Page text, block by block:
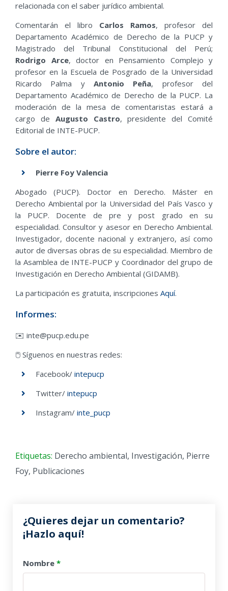
relacionada con el saber jurídico ambiental.
Comentarán el libro Carlos Ramos, profesor del
Departamento Académico de Derecho de la PUCP y
Magistrado del Tribunal Constitucional del Perú;
Rodrigo Arce, doctor en Pensamiento Complejo y
profesor en la Escuela de Posgrado de la Universidad
Ricardo Palma y Antonio Peña, profesor del
Departamento Académico de Derecho de la PUCP. La
moderación de la mesa de comentaristas estará a
cargo de Augusto Castro, presidente del Comité
Editorial de INTE-PUCP.
Sobre el autor:
Pierre Foy Valencia
Abogado (PUCP). Doctor en Derecho. Máster en
Derecho Ambiental por la Universidad del País Vasco y
la PUCP. Docente de pre y post grado en su
especialidad. Consultor y asesor en Derecho Ambiental.
Investigador, docente nacional y extranjero, así como
autor de diversas obras de su especialidad. Miembro de
la Asamblea de INTE-PUCP y Coordinador del grupo de
Investigación en Derecho Ambiental (GIDAMB).
La participación es gratuita, inscripciones Aquí.
Informes:
✉️ inte@pucp.edu.pe
🖱️ Síguenos en nuestras redes:
Facebook/ intepucp
Twitter/ intepucp
Instagram/ inte_pucp
Etiquetas: Derecho ambiental, Investigación, Pierre
Foy, Publicaciones
¿Quieres dejar un comentario?
¡Hazlo aquí!
Nombre *